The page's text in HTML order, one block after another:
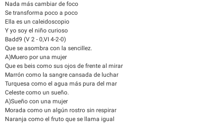
Nada más cambiar de foco
Se transforma poco a poco
Ella es un caleidoscopio
Y yo soy el niño curioso
Badd9 (V 2 - 0,VI 4-2-0)
Que se asombra con la sencillez.
A)Muero por una mujer
Que es beis como sus ojos de frente al mirar
Marrón como la sangre cansada de luchar
Turquesa como el agua más pura del mar
Celeste como un sueño.
A)Sueño con una mujer
Morada como un algún rostro sin respirar
Naranja como el fruto que se llama igual